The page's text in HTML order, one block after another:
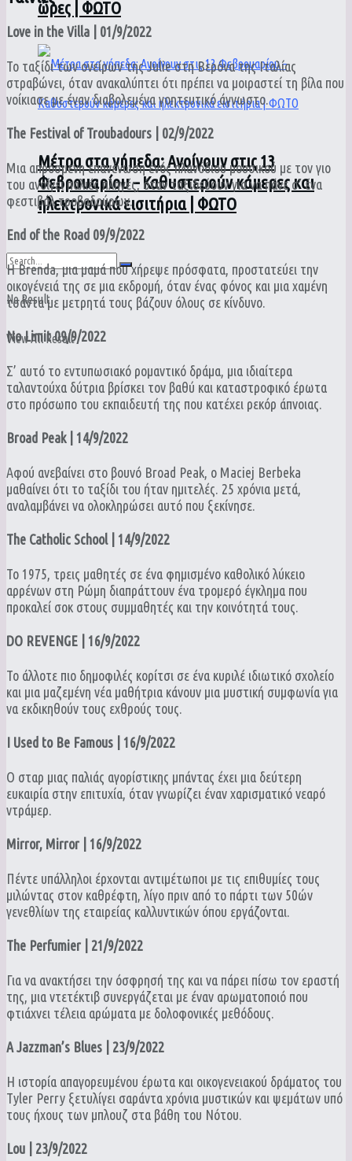
ώρες | ΦΩΤΟ
Μέτρα στα γήπεδα: Ανοίγουν στις 13
Φεβρουαρίου – Καθυστερούν κάμερες και
ηλεκτρονικά εισιτήρια | ΦΩΤΟ
No Result
View All Result
Love in the Villa | 01/9/2022
Το ταξίδι των ονείρων της Julie στη Βερόνα της Ιταλίας
στραβώνει, όταν ανακαλύπτει ότι πρέπει να μοιραστεί τη βίλα που
νοίκιασε με έναν διαβολεμένα γοητευτικό άγνωστο.
The Festival of Troubadours | 02/9/2022
Μια απρόσμενη επανένωση ενός πλανόδιου μουσικού με τον γιο
του ανοίγει παλιές πληγές, όταν ταξιδεύουν για να πάνε σ’ ένα
φεστιβάλ τροβαδούρων.
End of the Road 09/9/2022
Η Brenda, μια μαμά που χήρεψε πρόσφατα, προστατεύει την
οικογένειά της σε μια εκδρομή, όταν ένας φόνος και μια χαμένη
τσάντα με μετρητά τους βάζουν όλους σε κίνδυνο.
No Limit 09/9/2022
Σ’ αυτό το εντυπωσιακό ρομαντικό δράμα, μια ιδιαίτερα
ταλαντούχα δύτρια βρίσκει τον βαθύ και καταστροφικό έρωτα
στο πρόσωπο του εκπαιδευτή της που κατέχει ρεκόρ άπνοιας.
Broad Peak | 14/9/2022
Αφού ανεβαίνει στο βουνό Broad Peak, ο Maciej Berbeka
μαθαίνει ότι το ταξίδι του ήταν ημιτελές. 25 χρόνια μετά,
αναλαμβάνει να ολοκληρώσει αυτό που ξεκίνησε.
The Catholic School | 14/9/2022
Το 1975, τρεις μαθητές σε ένα φημισμένο καθολικό λύκειο
αρρένων στη Ρώμη διαπράττουν ένα τρομερό έγκλημα που
προκαλεί σοκ στους συμμαθητές και την κοινότητά τους.
DO REVENGE | 16/9/2022
Το άλλοτε πιο δημοφιλές κορίτσι σε ένα κυριλέ ιδιωτικό σχολείο
και μια μαζεμένη νέα μαθήτρια κάνουν μια μυστική συμφωνία για
να εκδικηθούν τους εχθρούς τους.
I Used to Be Famous | 16/9/2022
Ο σταρ μιας παλιάς αγορίστικης μπάντας έχει μια δεύτερη
ευκαιρία στην επιτυχία, όταν γνωρίζει έναν χαρισματικό νεαρό
ντράμερ.
Mirror, Mirror | 16/9/2022
Πέντε υπάλληλοι έρχονται αντιμέτωποι με τις επιθυμίες τους
μιλώντας στον καθρέφτη, λίγο πριν από το πάρτι των 50ών
γενεθλίων της εταιρείας καλλυντικών όπου εργάζονται.
The Perfumier | 21/9/2022
Για να ανακτήσει την όσφρησή της και να πάρει πίσω τον εραστή
της, μια ντετέκτιβ συνεργάζεται με έναν αρωματοποιό που
φτιάχνει τέλεια αρώματα με δολοφονικές μεθόδους.
A Jazzman’s Blues | 23/9/2022
Η ιστορία απαγορευμένου έρωτα και οικογενειακού δράματος του
Tyler Perry ξετυλίγει σαράντα χρόνια μυστικών και ψεμάτων υπό
τους ήχους των μπλουζ στα βάθη του Νότου.
Lou | 23/9/2022